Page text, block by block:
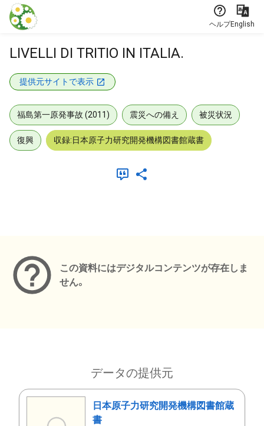
本文に飛ぶ
ヘルプEnglish
LIVELLI DI TRITIO IN ITALIA.
提供元サイトで表示
福島第一原発事故 (2011) 震災への備え 被災状況
復興 収録:日本原子力研究開発機構図書館蔵書
この資料にはデジタルコンテンツが存在しま
せん。
データの提供元
日本原子力研究開発機構図書館蔵
書